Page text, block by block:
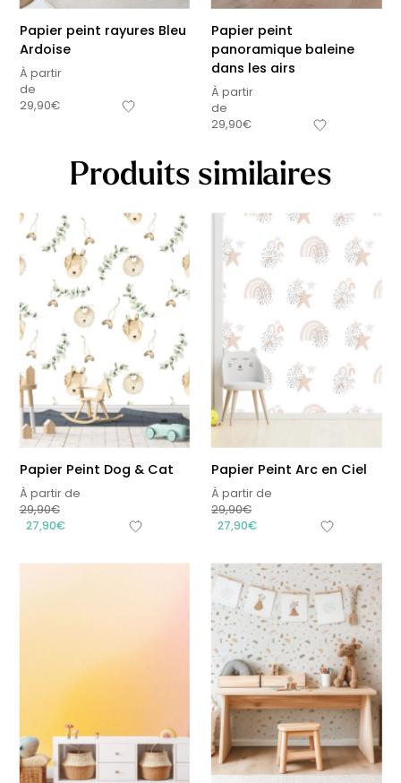
Papier peint rayures Bleu
Ardoise
À partir
de
29,90€
Papier peint
panoramique baleine
dans les airs
À partir
de
29,90€
Produits similaires
Papier Peint Dog & Cat
À partir de
29,90€
27,90€
Papier Peint Arc en Ciel
À partir de
29,90€
27,90€